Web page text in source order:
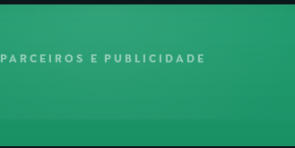
PARCEIROS E PUBLICIDADE